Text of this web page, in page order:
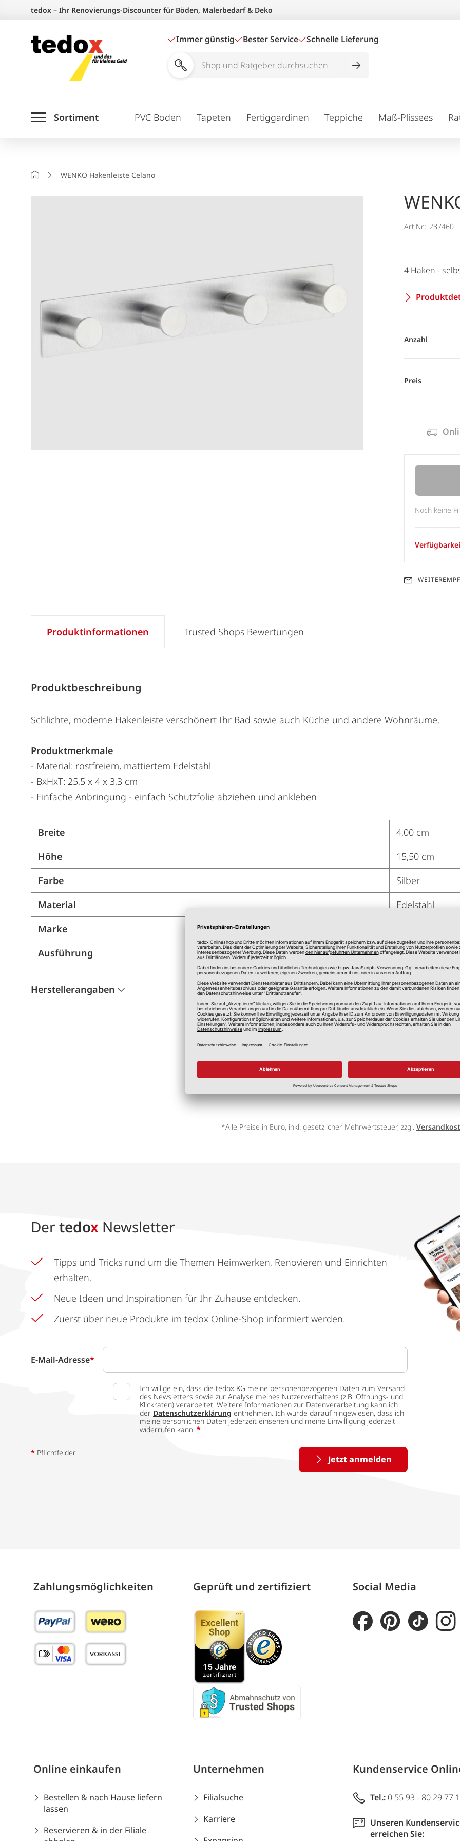
springen
tedox – Ihr Renovierungs-Discounter für Böden, Malerbedarf & Deko
Immer günstig Bester Service Schnelle Lieferung
Shop
durchsuchen
Sortiment PVC Boden Tapeten Fertiggardinen Teppiche Maß-Plissees
StartseiteWENKO Hakenleiste Celano
Art.Nr.: 287460
4 Haken -
Anzahl
Preis
Noch keine
Produktinformationen
Produktbeschreibung
Schlichte, moderne Hakenleiste verschönert Ihr Bad sowie auch Küche und andere Wohnräume.
Produktmerkmale
- Material: rostfreiem, mattiertem Edelstahl
- BxHxT: 25,5 x 4 x 3,3 cm
- Einfache Anbringung - einfach Schutzfolie abziehen und ankleben
Breite
4,00 cm
Höhe
15,50 cm
Farbe
Silber
Material
Edelstahl
Marke
Ausführung
Haken
Herstellerangaben
Trusted Shops Bewertungen
*Alle Preise in Euro, inkl. gesetzlicher Mehrwertsteuer, zzgl.
Der tedox Newsletter
Tipps und Tricks rund um die Themen Heimwerken, Renovieren und Einrichten
erhalten.
Neue Ideen und Inspirationen für Ihr Zuhause entdecken.
Zuerst über neue Produkte im tedox Online-Shop informiert werden.
E-Mail-Adresse*
Ich willige ein, dass die tedox KG meine personenbezogenen Daten zum Versand
des Newsletters sowie zur Analyse meines Nutzerverhaltens (z.B. Öffnungs- und
Klickraten) verarbeitet. Weitere Informationen zur Datenverarbeitung kann ich
der Datenschutzerklärung entnehmen. Ich wurde darauf hingewiesen, dass ich
meine persönlichen Daten jederzeit einsehen und meine Einwilligung jederzeit
widerrufen kann. *
Jetzt anmelden
* Pflichtfelder
Zahlungs­möglich­keiten Geprüft und zertifiziert Social Media
Online einkaufen
Bestellen & nach Hause liefern
lassen
Reservieren & in der Filiale
Unternehmen
Filialsuche
Karriere
Kundenservice
Tel.: 0 55 93 - 80 29 77
Unseren
erreichen Sie: